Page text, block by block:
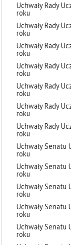
Uchwały Rady
roku
Uchwały Rady
roku
Uchwały Rady
roku
Uchwały Rady
roku
Uchwały Rady
roku
Uchwały Rady
roku
Uchwały Rady
roku
Uchwały Senatu
roku
Uchwały Senatu
roku
Uchwały
roku
Uchwały Senatu
roku
Uchwały Senatu
roku